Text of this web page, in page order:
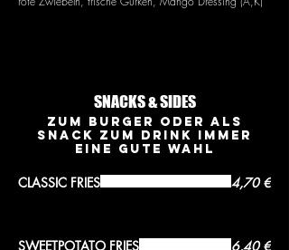
SNACKS & SIDES
Zum Burger oder als
Snack zum Drink immer
eine gute Wahl
CLASSIC FRIES 4,70 €
SWEETPOTATO FRIES 6,40 €